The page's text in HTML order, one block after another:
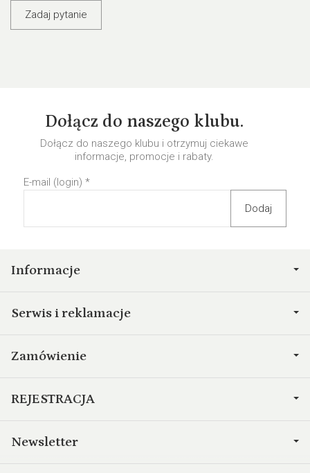
Zadaj pytanie
Dołącz do naszego klubu.
Dołącz do naszego klubu i otrzymuj ciekawe
informacje, promocje i rabaty.
E-mail (login) *
Informacje
Serwis i reklamacje
Zamówienie
REJESTRACJA
Newsletter